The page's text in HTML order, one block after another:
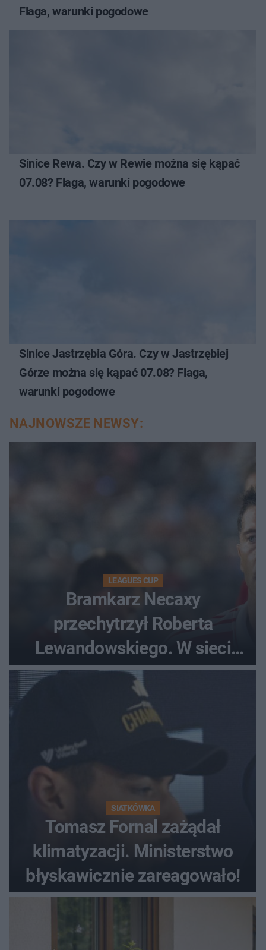
Flaga, warunki pogodowe
Sinice Rewa. Czy w Rewie można się kąpać
07.08? Flaga, warunki pogodowe
Sinice Jastrzębia Góra. Czy w Jastrzębiej
Górze można się kąpać 07.08? Flaga,
warunki pogodowe
NAJNOWSZE NEWSY:
LEAGUES CUP
Bramkarz Necaxy
przechytrzył Roberta
Lewandowskiego. W sieci
krąży wideo z tego pojedynku
SIATKÓWKA
Tomasz Fornal zażądał
klimatyzacji. Ministerstwo
błyskawicznie zareagowało!